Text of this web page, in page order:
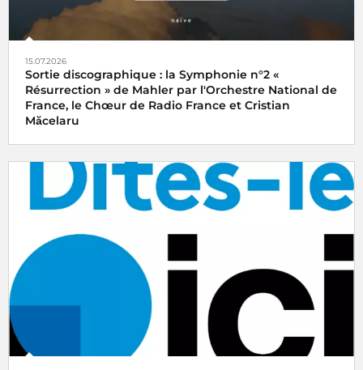
15.07.2026
Sortie discographique : la Symphonie n°2 «
Résurrection » de Mahler par l'Orchestre National de
France, le Chœur de Radio France et Cristian
Măcelaru